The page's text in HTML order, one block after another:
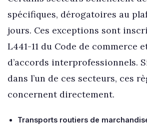
spécifiques, dérogatoires au
jours. Ces exceptions sont
L441-11 du Code de commerce
d’accords interprofessionnels.
dans l’un de ces secteurs, ces
concernent directement.
Transports routiers de